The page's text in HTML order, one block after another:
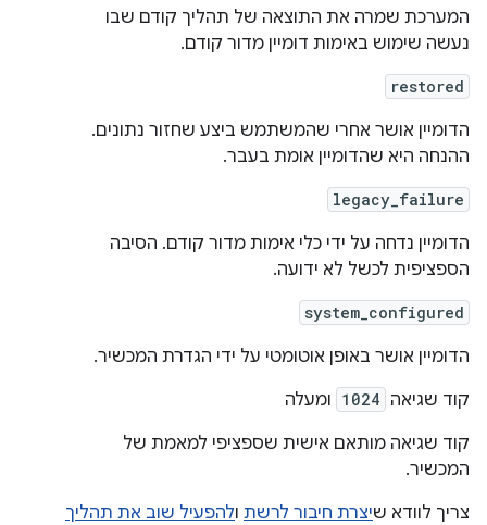
המערכת שמרה את התוצאה של תהליך קודם שבו
נעשה שימוש באימות דומיין מדור קודם.
restored
הדומיין אושר אחרי שהמשתמש ביצע שחזור נתונים.
ההנחה היא שהדומיין אומת בעבר.
legacy_failure
הדומיין נדחה על ידי כלי אימות מדור קודם. הסיבה
הספציפית לכשל לא ידועה.
system_configured
הדומיין אושר באופן אוטומטי על ידי הגדרת המכשיר.
קוד שגיאה 1024 ומעלה
קוד שגיאה מותאם אישית שספציפי למאמת של
המכשיר.
צריך לוודא שיצרת חיבור לרשת ולהפעיל שוב את תהליך